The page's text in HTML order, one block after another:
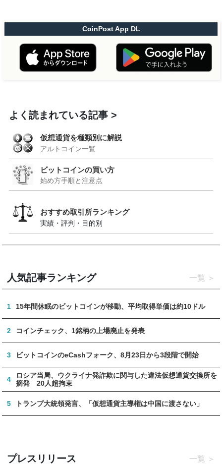
CoinPost App DL
よく読まれている記事
仮想通貨を種類別に解説
アルトコイン一覧
ビットコインの買い方
始め方手順と注意点
おすすめ取引所ランキング
実績・評判・目的別
人気記事ランキング 一覧
1 15年間休眠のビットコインが移動、平均取得単価は約10ドル
2 コインチェック、1銘柄の上場廃止を発表
3 ビットコインのeCashフォーク、8月23日から3段階で開始
4
ロシア当局、ウクライナ発詐欺に関与した違法仮想通貨交換所を
摘発 20人超拘束
5 トランプ大統領発言、「仮想通貨主導権は中国に渡さない」
プレスリリース 一覧